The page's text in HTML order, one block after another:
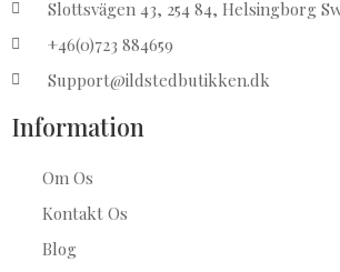
Slottsvägen 43, 254 84, Helsingborg
+46(0)723 884659
Support@ildstedbutikken.dk
Information
Om Os
Kontakt Os
Blog